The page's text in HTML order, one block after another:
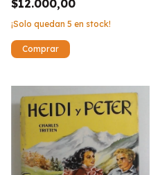
$12.000,00
¡Solo quedan 5 en stock!